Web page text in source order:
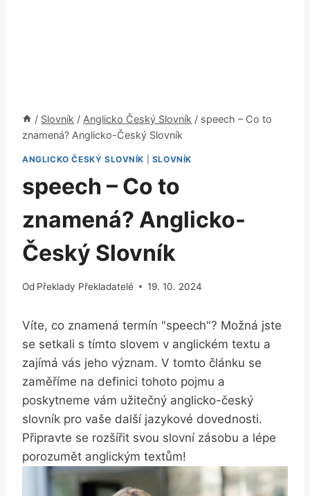
/ Slovník / Anglicko Český Slovník / speech – Co to
znamená? Anglicko-Český Slovník
ANGLICKO ČESKÝ SLOVNÍK SLOVNÍK
speech – Co to
znamená? Anglicko-
Český Slovník
Od Překlady Překladatelé 19. 10. 2024
Víte, co znamená termín "speech"? Možná jste
se setkali s tímto‍ slovem ⁤v anglickém textu a
zajímá vás jeho ​význam. V tomto​ článku se
⁤zaměříme‍ na definici tohoto ‌pojmu a
poskytneme vám‌ užitečný anglicko-český ​
slovník ‌pro vaše další⁤ jazykové dovednosti.
Připravte se rozšířit svou slovní⁣ zásobu a lépe
porozumět anglickým textům!